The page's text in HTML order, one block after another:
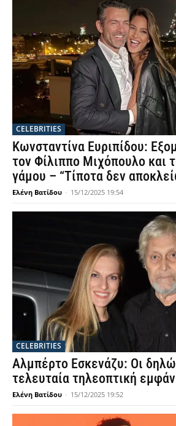
CELEBRITIES
Κωνσταντίνα Ευριπίδου:
τον Φίλιππο Μιχόπουλο και
γάμου – “Τίποτα δεν
Ελένη Βατίδου - 15/12/2025 19:54
CELEBRITIES
Αλμπέρτο Εσκενάζυ: Οι
τελευταία τηλεοπτική
Ελένη Βατίδου - 15/12/2025 19:52